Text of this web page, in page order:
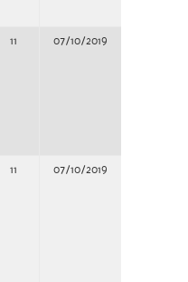
11 07/10/2019
11 07/10/2019